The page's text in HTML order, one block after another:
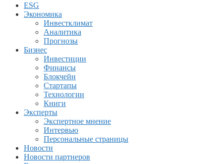
ESG
Экономика
Инвестклимат
Аналитика
Прогнозы
Бизнес
Инвестиции
Финансы
Блокчейн
Стартапы
Технологии
Книги
Эксперты
Экспертное мнение
Интервью
Персональные страницы
Новости
Новости партнеров